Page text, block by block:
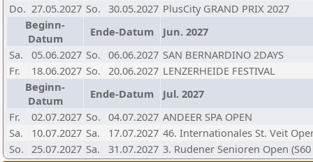
Do. 27.05.2027 So. 30.05.2027 PlusCity GRAND PRIX 2027
Beginn-
Datum
Ende-Datum
Jun. 2027
Sa.
05.06.2027 So. 06.06.2027 SAN BERNARDINO 2DAYS
Fr.
18.06.2027 So. 20.06.2027 LENZERHEIDE FESTIVAL
Beginn-
Datum
Ende-Datum
Jul. 2027
Fr.
02.07.2027 So. 04.07.2027 ANDEER SPA OPEN
Sa.
10.07.2027 Sa. 17.07.2027 46. Internationales St. Veit
So. 25.07.2027 Sa. 31.07.2027 3. Rudener Senioren Open